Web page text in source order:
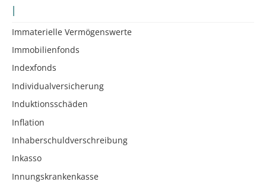
I
Immaterielle Vermögenswerte
Immobilienfonds
Indexfonds
Individualversicherung
Induktionsschäden
Inflation
Inhaberschuldverschreibung
Inkasso
Innungskrankenkasse